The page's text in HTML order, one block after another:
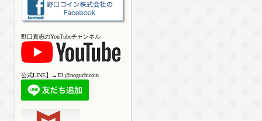
野口貴志のYouTubeチャンネル
公式LINE】→ID:@noguchicoin